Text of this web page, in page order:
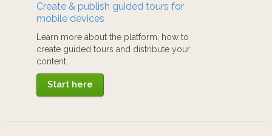
Create & publish guided tours for
mobile devices
Learn more about the platform, how to
create guided tours and distribute your
content.
Start here